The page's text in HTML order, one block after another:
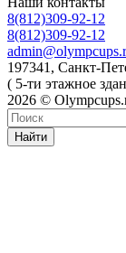
8(812)309-92-12
8(812)309-92-12
197341, Санкт-
( 5-ти этажное
2026 ©
Найти